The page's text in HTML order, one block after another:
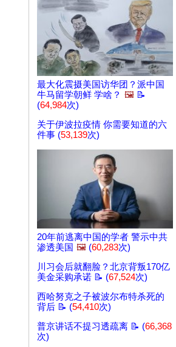
最大化震摄美国访华团？派中国
牛马留学朝鲜 学啥？ 🖼️ 📝
(64,984次)
关于伊波拉疫情 你需要知道的六
件事 (53,139次)
20年前逃离中国的学者 警示中共
渗透美国 🖼️ (60,283次)
川习会后就翻脸？北京背叛170亿
美金采购承诺 📝 (67,524次)
西哈努克之子被波尔布特杀死的
背后 📝 (54,410次)
普京讲话不提习透疏离 📝 (66,368
次)